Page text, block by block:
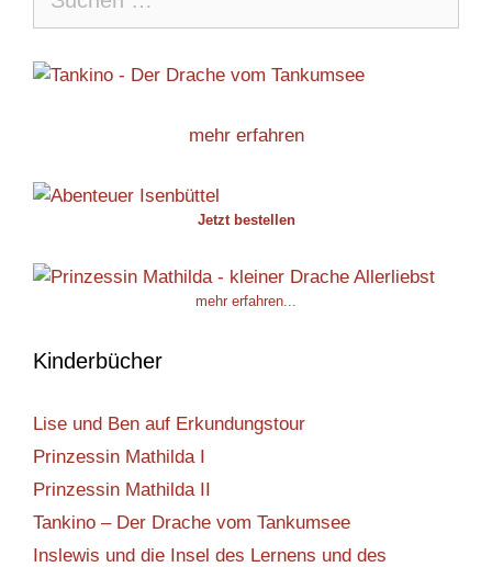
nach:
mehr erfahren
Jetzt bestellen
mehr erfahren...
Kinderbücher
Lise und Ben auf Erkundungstour
Prinzessin Mathilda I
Prinzessin Mathilda II
Tankino – Der Drache vom Tankumsee
Inslewis und die Insel des Lernens und des